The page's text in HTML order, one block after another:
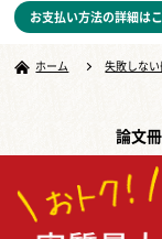
お支払い方法の詳細は
ホーム 失敗しな
論文